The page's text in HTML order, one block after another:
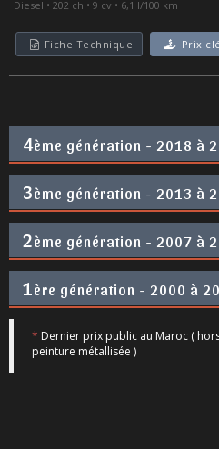
Diesel 202 ch 9 cv 6,1 l/100 km
Fiche Technique Prix
4ème génération - 2018 à
3ème génération - 2013 à
2ème génération - 2007 à
1 ère génération - 2000 à
* Dernier prix public au Maroc (
peinture métallisée )